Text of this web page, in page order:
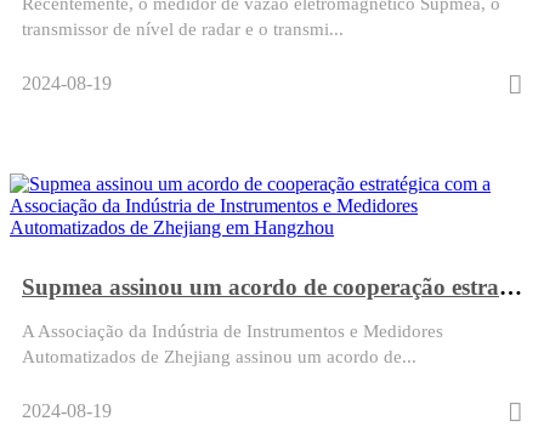
transmissor de nível de radar e o transmi...
2024-08-19
Supmea assinou um acordo de cooperação estratégica com a Associação da Indústria de Instrumentos e Medidores Automatizados de Zhejiang em Hangzhou
A Associação da Indústria de Instrumentos e Medidores
Automatizados de Zhejiang assinou um acordo de...
2024-08-19